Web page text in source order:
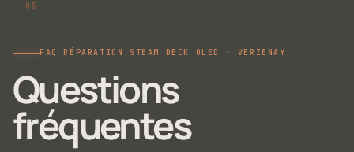
FAQ RÉPARATION STEAM DECK OLED · VERZENAY
Questions
fréquentes